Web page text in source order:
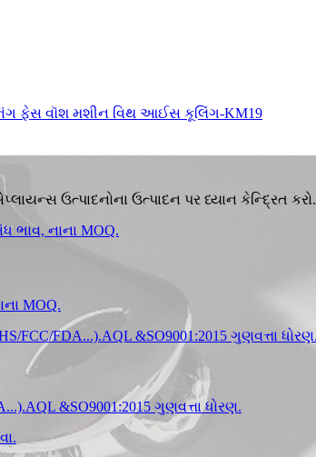
ઉત્પાદનોના ઉત્પાદન પર ધ્યાન કેન્દ્રિત કરો.
MOQ.
&SO9001:2015 ગુણવત્તા ધોરણ.